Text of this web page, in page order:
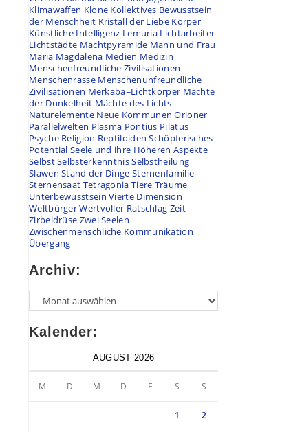
Klimawaffen Klone Kollektives Bewusstsein
der Menschheit Kristall der Liebe Körper
Künstliche Intelligenz Lemuria Lichtarbeiter
Lichtstädte Machtpyramide Mann und Frau
Maria Magdalena Medien Medizin
Menschenfreundliche Zivilisationen
Menschenrasse Menschenunfreundliche
Zivilisationen Merkaba=Lichtkörper Mächte
der Dunkelheit Mächte des Lichts
Naturelemente Neue Kommunen Orioner
Parallelwelten Plasma Pontius Pilatus
Psyche Religion Reptiloiden Schöpferisches
Potential Seele und ihre Höheren Aspekte
SelbstSelbsterkenntnisSelbstheilung
Slawen Stand der Dinge Sternenfamilie
Sternensaat Tetragonia Tiere Träume
Unterbewusstsein Vierte Dimension
WeltbürgerWertvoller Ratschlag Zeit
Zirbeldrüse Zwei Seelen
Zwischenmenschliche Kommunikation
Übergang
Archiv:
Kalender:
AUGUST 2026
M D M D F S S
1 2